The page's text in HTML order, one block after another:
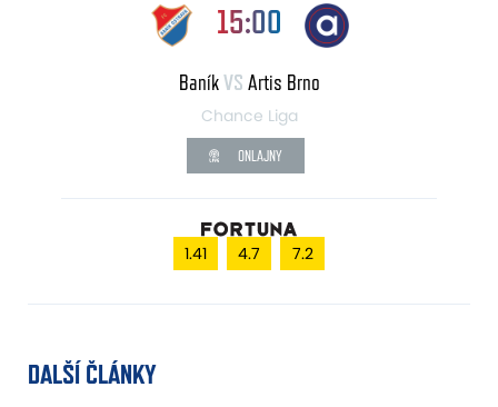
15:00
BaníkVS Artis Brno
Chance Liga
ONLAJNY
1.41 4.7 7.2
DALŠÍ ČLÁNKY